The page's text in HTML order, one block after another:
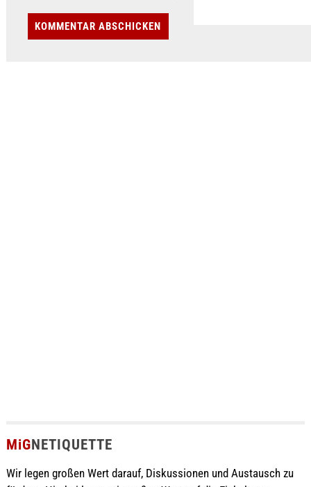
MiGNETIQUETTE
Wir legen großen Wert darauf, Diskussionen und Austausch zu